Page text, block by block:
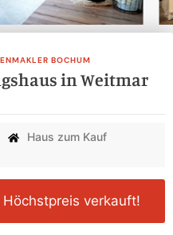
BOCHUM
in Weitmar
Haus zum Kauf
verkauft!